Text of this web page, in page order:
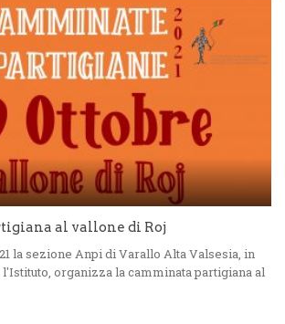
al vallone di Roj
la sezione Anpi di Varallo Alta Valsesia, in
organizza la camminata partigiana al